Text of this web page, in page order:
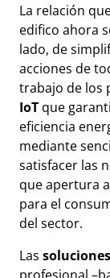
La relación
edifico ahora
lado, de
acciones de
trabajo de los
IoT que
eficiencia
mediante
satisfacer las
que apertura a
para el
del sector.
Las